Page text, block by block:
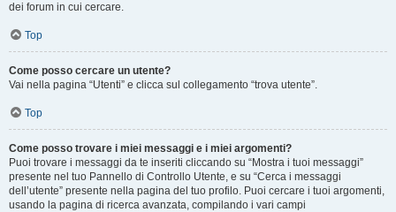
dei forum in cui cercare.
Top
Come posso cercare un utente?
Vai nella pagina “Utenti” e clicca sul collegamento “trova utente”.
Top
Come posso trovare i miei messaggi e i miei argomenti?
Puoi trovare i messaggi da te inseriti cliccando su “Mostra i tuoi messaggi”
presente nel tuo Pannello di Controllo Utente, e su “Cerca i messaggi
dell’utente” presente nella pagina del tuo profilo. Puoi cercare i tuoi argomenti,
usando la pagina di ricerca avanzata, compilando i vari campi